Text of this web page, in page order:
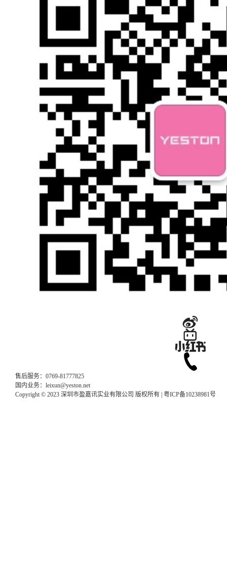
售后服务：0769-81777825
国内业务：leixun@yeston.net
Copyright © 2023 深圳市盈嘉讯实业有限公司 版权所有 | 粤ICP备10238981号